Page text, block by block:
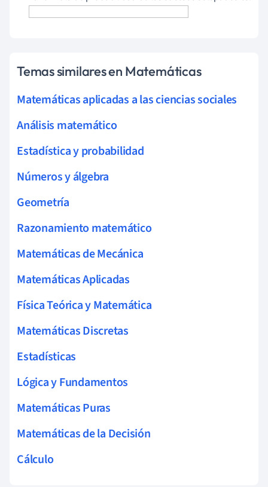
Temas similares en Matemáticas
Matemáticas aplicadas a las ciencias sociales
Análisis matemático
Estadística y probabilidad
Números y álgebra
Geometría
Razonamiento matemático
Matemáticas de Mecánica
Matemáticas Aplicadas
Física Teórica y Matemática
Matemáticas Discretas
Estadísticas
Lógica y Fundamentos
Matemáticas Puras
Matemáticas de la Decisión
Cálculo